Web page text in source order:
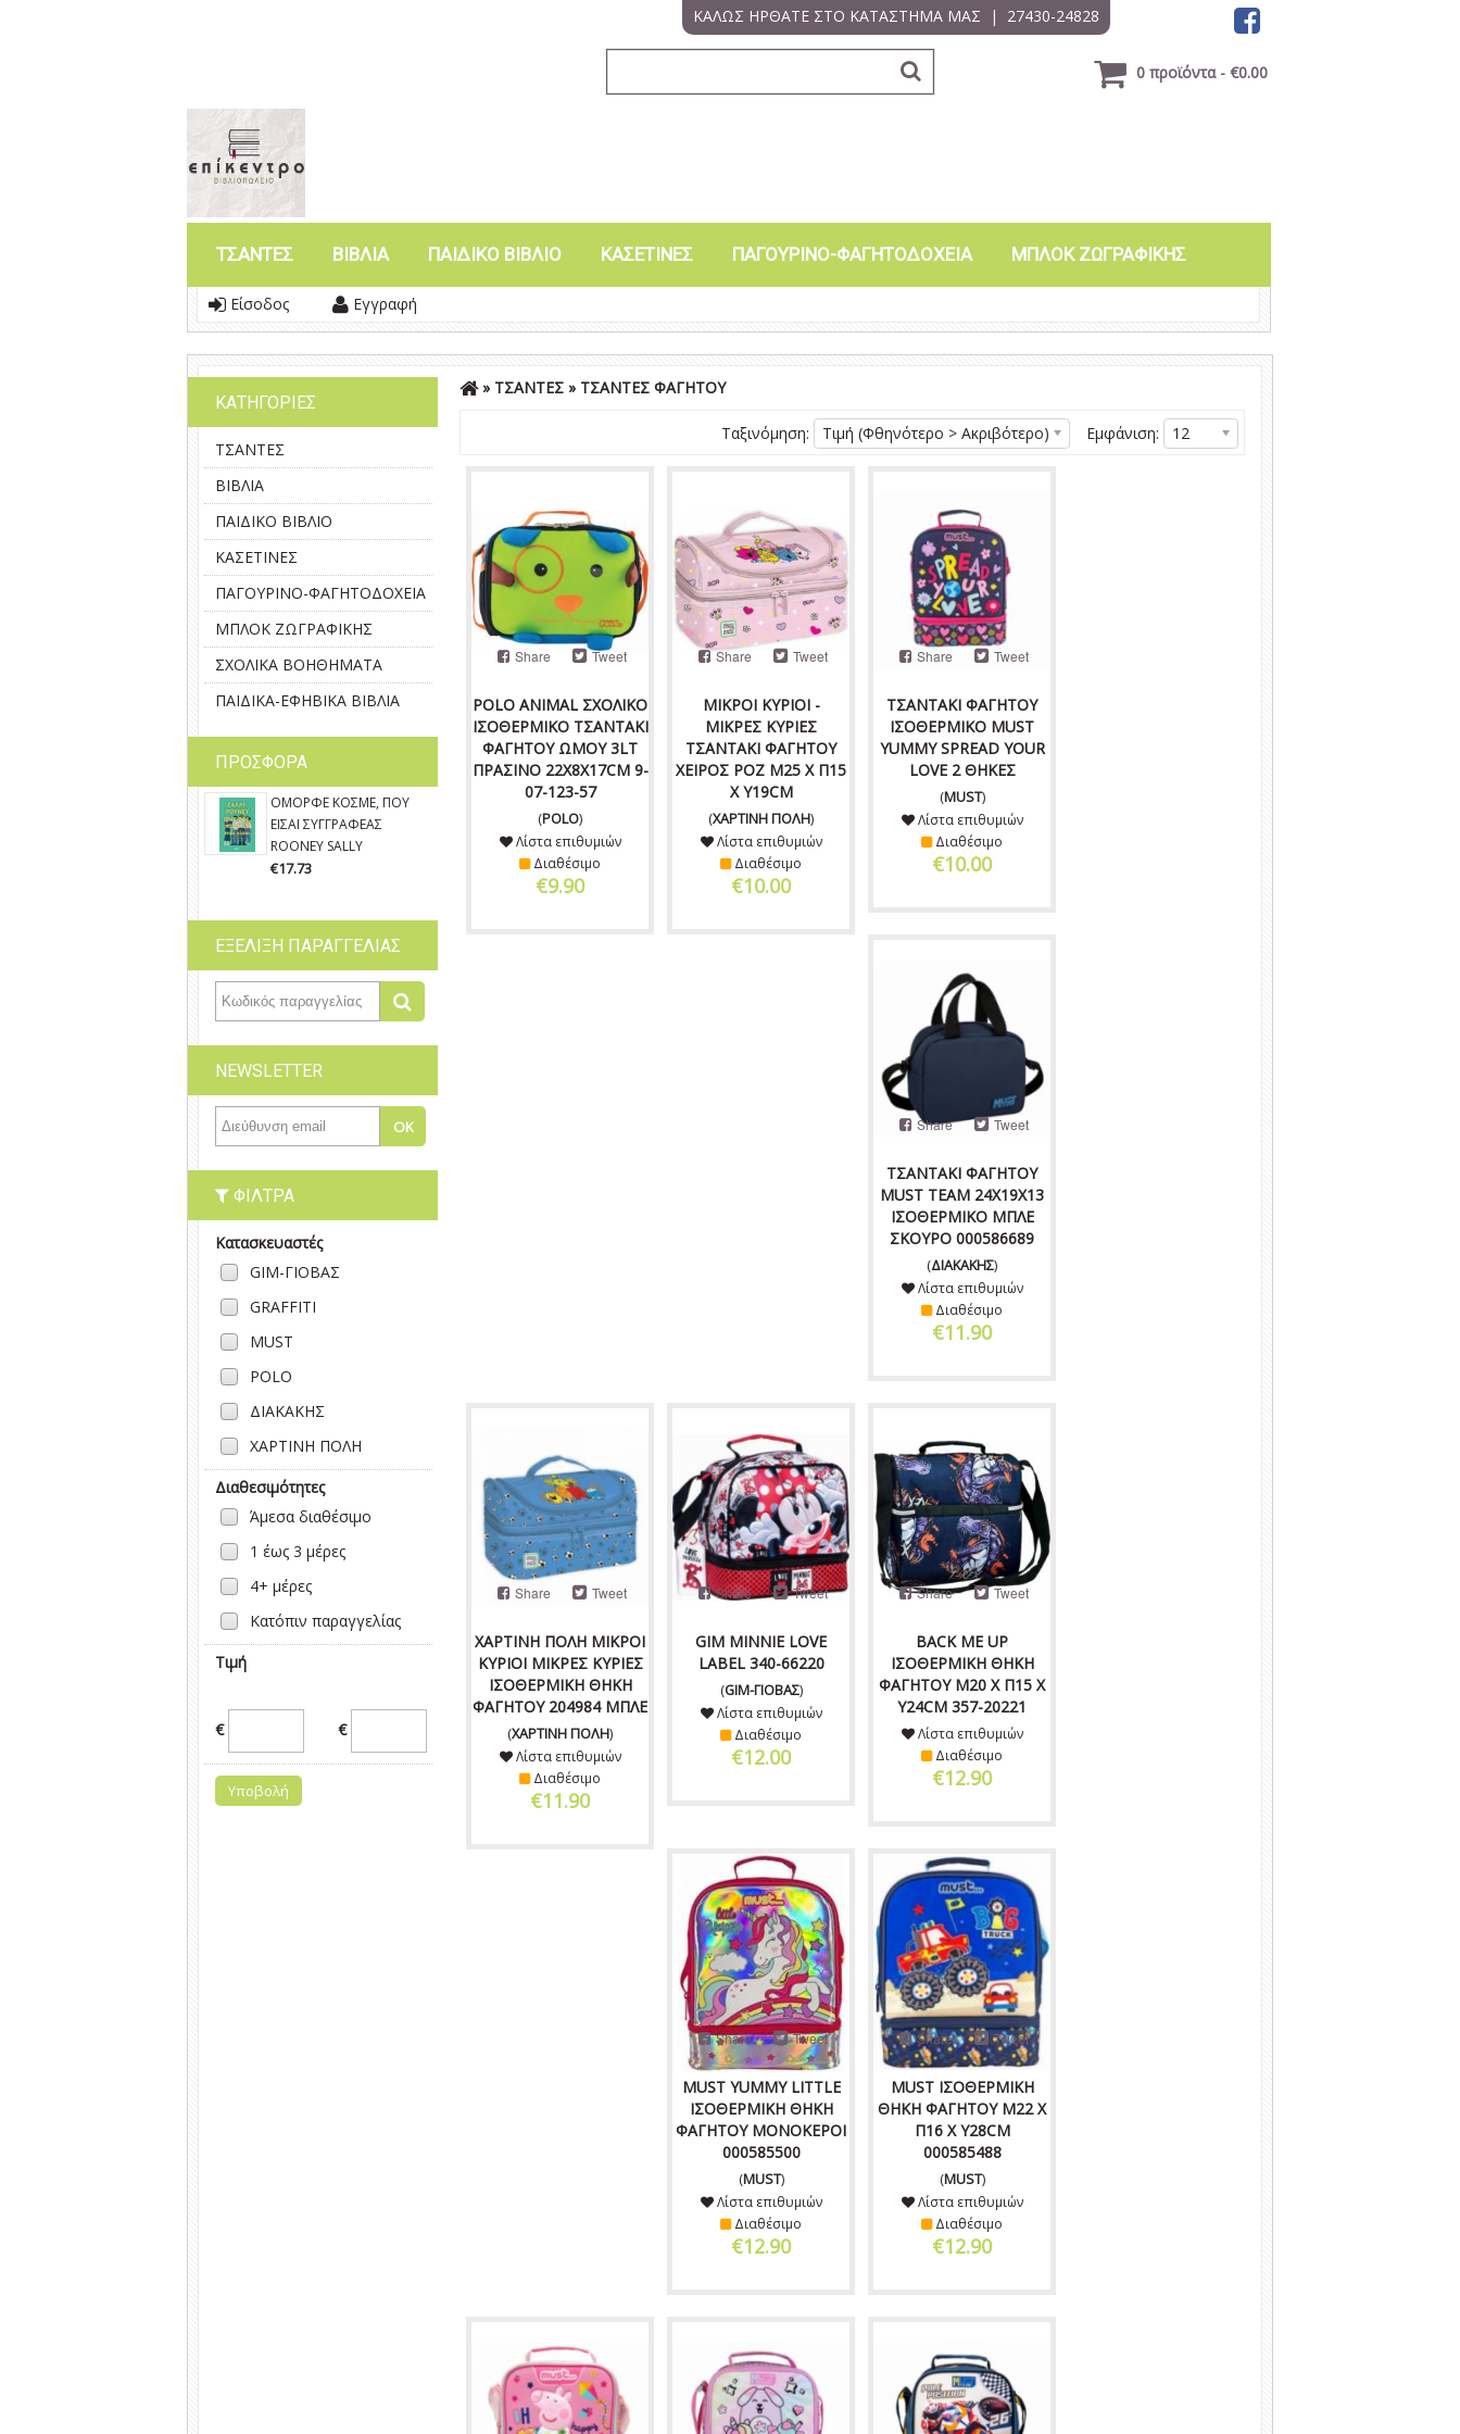
ΚΑΛΩΣ ΗΡΘΑΤΕ ΣΤΟ ΚΑΤΑΣΤΗΜΑ ΜΑΣ | 27430-24828
0 προϊόντα - €0.00
ΤΣΑΝΤΕΣ ΒΙΒΛΙΑ ΠΑΙΔΙΚΟ ΒΙΒΛΙΟ ΚΑΣΕΤΙΝΕΣ ΠΑΓΟΥΡΙΝΟ-ΦΑΓΗΤΟΔΟΧΕΙΑ ΜΠΛΟΚ ΖΩΓΡΑΦΙΚΗΣ
Είσοδος Εγγραφή
ΚΑΤΗΓΟΡΙΕΣ
ΤΣΑΝΤΕΣ
ΒΙΒΛΙΑ
ΠΑΙΔΙΚΟ ΒΙΒΛΙΟ
ΚΑΣΕΤΙΝΕΣ
ΠΑΓΟΥΡΙΝΟ-ΦΑΓΗΤΟΔΟΧΕΙΑ
ΜΠΛΟΚ ΖΩΓΡΑΦΙΚΗΣ
ΣΧΟΛΙΚΑ ΒΟΗΘΗΜΑΤΑ
ΠΑΙΔΙΚΑ-ΕΦΗΒΙΚΑ ΒΙΒΛΙΑ
ΠΡΟΣΦΟΡΑ
ΟΜΟΡΦΕ ΚΟΣΜΕ, ΠΟΥ
ΕΙΣΑΙ ΣΥΓΓΡΑΦΕΑΣ
ROONEY SALLY
€17.73
ΕΞΕΛΙΞΗ ΠΑΡΑΓΓΕΛΙΑΣ
NEWSLETTER
ΦΊΛΤΡΑ
Κατασκευαστές
GIM-ΓΙΟΒΑΣ
GRAFFITI
MUST
POLO
ΔΙΑΚΑΚΗΣ
ΧΑΡΤΙΝΗ ΠΟΛΗ
Διαθεσιμότητες
Άμεσα διαθέσιμο
1 έως 3 μέρες
4+ μέρες
Κατόπιν παραγγελίας
Τιμή
€ €
» ΤΣΑΝΤΕΣ » ΤΣΑΝΤΕΣ ΦΑΓΗΤΟΥ
Εμφάνιση: 12
Ταξινόμηση: Τιμή (Φθηνότερο > Ακριβότερο)
POLO ANIMAL ΣΧΟΛΙΚΟ
ΙΣΟΘΕΡΜΙΚΟ ΤΣΑΝΤΑΚΙ
ΦΑΓΗΤΟΥ ΩΜΟΥ 3LT
ΠΡΑΣΙΝΟ 22X8X17CM 9-
07-123-57
(POLO)
Share Tweet
Λίστα επιθυμιών
Διαθέσιμο
€9.90
ΜΙΚΡΟΙ ΚΥΡΙΟΙ -
ΜΙΚΡΕΣ ΚΥΡΙΕΣ
ΤΣΑΝΤΑΚΙ ΦΑΓΗΤΟΥ
ΧΕΙΡΟΣ ΡΟΖ Μ25 X Π15
X Υ19CM
(ΧΑΡΤΙΝΗ ΠΟΛΗ)
Share Tweet
Λίστα επιθυμιών
Διαθέσιμο
€10.00
ΤΣΑΝΤΑΚΙ ΦΑΓΗΤΟΥ
ΙΣΟΘΕΡΜΙΚΟ MUST
YUMMY SPREAD YOUR
LOVE 2 ΘΗΚΕΣ
(MUST)
Share Tweet
Λίστα επιθυμιών
Διαθέσιμο
€10.00
ΤΣΑΝΤΑΚΙ ΦΑΓΗΤΟΥ
MUST TEAM 24X19X13
ΙΣΟΘΕΡΜΙΚΟ ΜΠΛΕ
ΣΚΟΥΡΟ 000586689
(ΔΙΑΚΑΚΗΣ)
Share Tweet
Λίστα επιθυμιών
Διαθέσιμο
€11.90
ΧΑΡΤΙΝΗ ΠΟΛΗ ΜΙΚΡΟΙ
ΚΥΡΙΟΙ ΜΙΚΡΕΣ ΚΥΡΙΕΣ
ΙΣΟΘΕΡΜΙΚΗ ΘΗΚΗ
ΦΑΓΗΤΟΥ 204984 ΜΠΛΕ
(ΧΑΡΤΙΝΗ ΠΟΛΗ)
Share Tweet
Λίστα επιθυμιών
Διαθέσιμο
€11.90
GIM MINNIE LOVE
LABEL 340-66220
(GIM-ΓΙΟΒΑΣ)
Share Tweet
Λίστα επιθυμιών
Διαθέσιμο
€12.00
BACK ME UP
ΙΣΟΘΕΡΜΙΚΗ ΘΗΚΗ
ΦΑΓΗΤΟΥ Μ20 X Π15 X
Υ24CM 357-20221
Share Tweet
Λίστα επιθυμιών
Διαθέσιμο
€12.90
MUST YUMMY LITTLE
ΙΣΟΘΕΡΜΙΚΗ ΘΗΚΗ
ΦΑΓΗΤΟΥ ΜΟΝΟΚΕΡΟΙ
000585500
(MUST)
Share Tweet
Λίστα επιθυμιών
Διαθέσιμο
€12.90
MUST ΙΣΟΘΕΡΜΙΚΗ
ΘΗΚΗ ΦΑΓΗΤΟΥ Μ22 X
Π16 X Υ28CM
000585488
(MUST)
Share Tweet
Λίστα επιθυμιών
Διαθέσιμο
€12.90